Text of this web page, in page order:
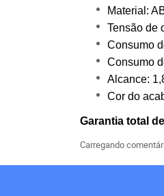
Material:
Tensão de
Consumo
Consumo
Alcance:
Cor do
Garantia total
Carregando